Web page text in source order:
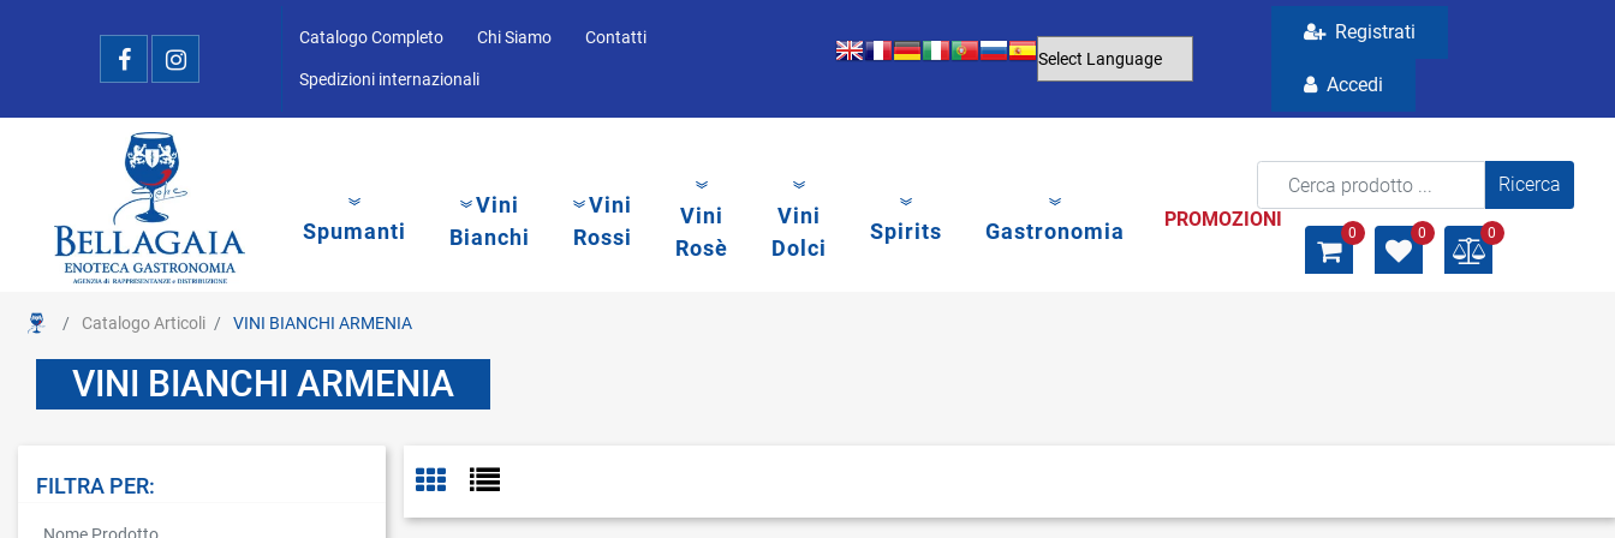
Catalogo Completo Chi Siamo Contatti
Spedizioni internazionali
Registrati
Accedi
Spumanti
Vini
Bianchi
Vini
Rossi
Vini
Rosè
Vini
Dolci
Spirits Gastronomia PROMOZIONI
La modifica di un filtro aggiorna
0 0 0
Catalogo Articoli VINI BIANCHI ARMENIA
VINI BIANCHI ARMENIA
FILTRA PER:
La modifica di un filtro aggiorna automaticamente gli altri filtri disponibili.